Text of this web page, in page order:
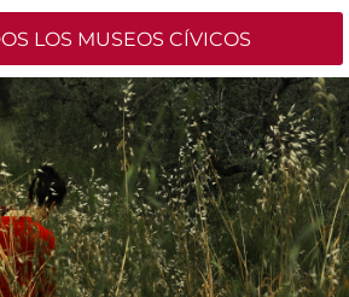
LOS MUSEOS CÍVICOS